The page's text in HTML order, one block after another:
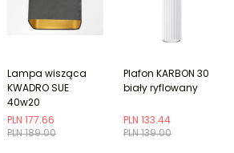
PLN 189.00
PLN 177.66
Lampa wisząca
KWADRO SUE
40w20
grafitowa/złota
PLN 139.00
PLN 133.44
Plafon KARBON 30
biały ryflowany